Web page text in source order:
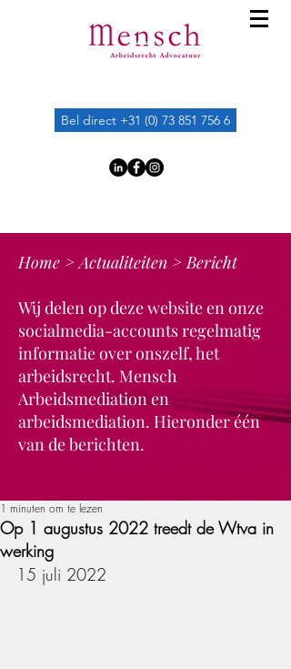
Bel direct +31 (0) 73 851 756 6
Home >Actualiteiten > Bericht
Wij delen op deze website en onze
socialmedia-accounts regelmatig
informatie over onszelf, het
arbeidsrecht. Mensch
Arbeidsmediation en
arbeidsmediation. Hieronder één
van de berichten.
Op 1 augustus 2022 treedt de Wtva in
werking
1 minuten om te lezen
15 juli 2022